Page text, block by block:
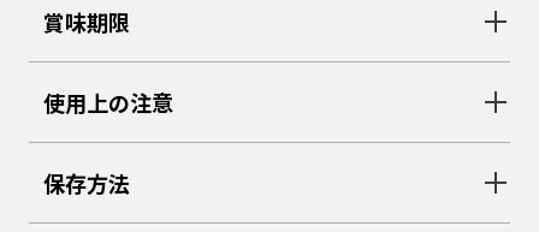
賞味期限
使用上の注意
保存方法